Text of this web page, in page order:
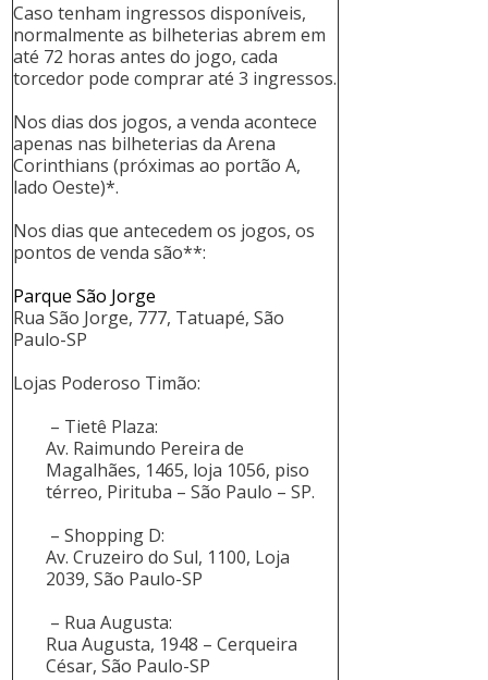
Caso tenham ingressos disponíveis,
normalmente as bilheterias abrem em
até 72 horas antes do jogo, cada
torcedor pode comprar até 3 ingressos.
Nos dias dos jogos, a venda acontece
apenas nas bilheterias da Arena
Corinthians (próximas ao portão A,
lado Oeste)*.
Nos dias que antecedem os jogos, os
pontos de venda são**:
Parque São Jorge
Rua São Jorge, 777, Tatuapé, São
Paulo-SP
Lojas Poderoso Timão:
– Tietê Plaza:
Av. Raimundo Pereira de
Magalhães, 1465, loja 1056, piso
térreo, Pirituba – São Paulo – SP.
– Shopping D:
Av. Cruzeiro do Sul, 1100, Loja
2039, São Paulo-SP
– Rua Augusta:
Rua Augusta, 1948 – Cerqueira
César, São Paulo-SP